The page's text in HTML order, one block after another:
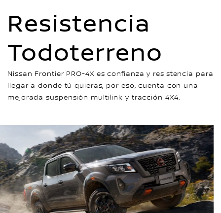
Resistencia
Todoterreno
Nissan Frontier PRO-4X es confianza y resistencia para
llegar a donde tú quieras, por eso, cuenta con una
mejorada suspensión multilink y tracción 4X4.